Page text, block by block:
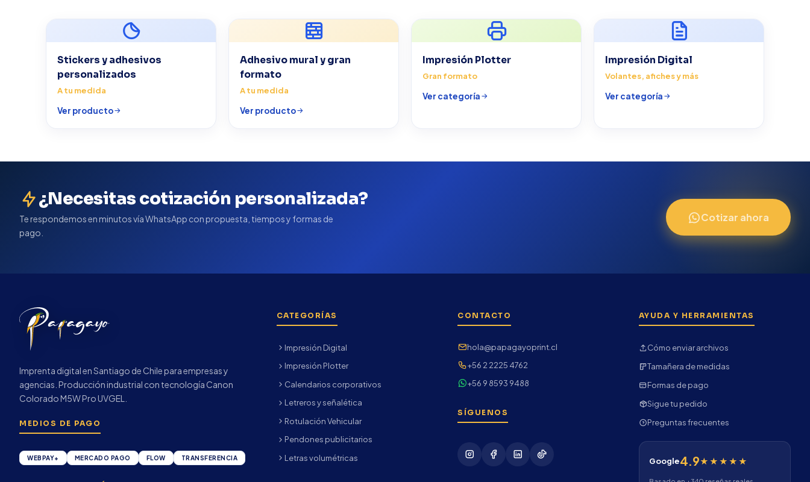
Stickers y adhesivos
personalizados
A tu medida
Ver producto
Adhesivo mural y gran
formato
A tu medida
Ver producto
Impresión Plotter
Gran formato
Ver categoría
Impresión Digital
Volantes, afiches y más
Ver categoría
¿Necesitas cotización personalizada?
Te respondemos en minutos vía WhatsApp con propuesta, tiempos y formas de
pago.
Cotizar ahora
Imprenta digital en Santiago de Chile para empresas y
agencias. Producción industrial con tecnología Canon
Colorado M5W Pro UVGEL.
MEDIOS DE PAGO
WEBPAY+ MERCADO PAGO FLOW TRANSFERENCIA
CATEGORÍAS
Impresión Digital
Impresión Plotter
Calendarios corporativos
Letreros y señalética
Rotulación Vehicular
Pendones publicitarios
Letras volumétricas
CONTACTO
hola@papagayoprint.cl
+56 2 2225 4762
+56 9 8593 9488
SÍGUENOS
AYUDA Y HERRAMIENTAS
Cómo enviar archivos
Tamañera de medidas
Formas de pago
Sigue tu pedido
Preguntas frecuentes
Google4.9★★★★★